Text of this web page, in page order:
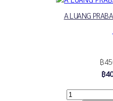
A LUANG
฿
฿